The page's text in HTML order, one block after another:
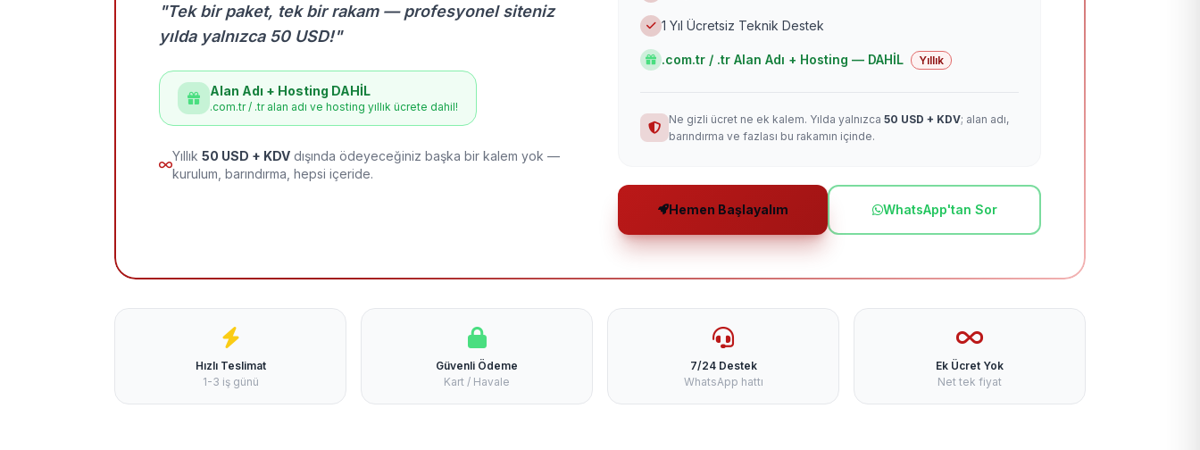
"Tek bir paket, tek bir rakam — profesyonel siteniz
yılda yalnızca 50 USD!"
Alan Adı + Hosting DAHİL
.com.tr / .tr alan adı ve hosting yıllık ücrete dahil!
Yıllık 50 USD + KDV dışında ödeyeceğiniz başka bir kalem yok —
kurulum, barındırma, hepsi içeride.
1 Yıl Ücretsiz Teknik Destek
.com.tr / .tr Alan Adı + Hosting — DAHİL Yıllık
Ne gizli ücret ne ek kalem. Yılda yalnızca 50 USD + KDV; alan adı,
barındırma ve fazlası bu rakamın içinde.
Hemen Başlayalım WhatsApp'tan Sor
Hızlı Teslimat
1-3 iş günü
Güvenli Ödeme
Kart / Havale
7/24 Destek
WhatsApp hattı
Ek Ücret Yok
Net tek fiyat